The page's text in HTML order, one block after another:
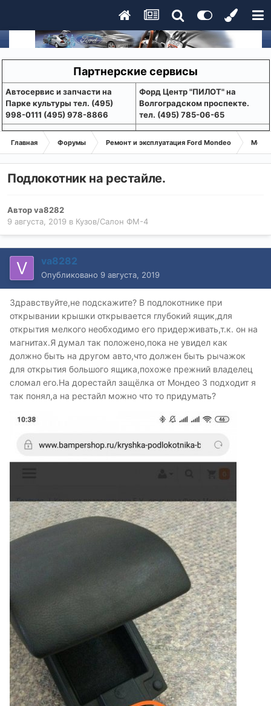
Партнерские сервисы
Aвтосервис и запчасти на
Парке культуры тел. (495)
998-0111 (495) 978-8866
Форд Центр "ПИЛОТ" на
Волгоградском проспекте.
тел. (495) 785-06-65
Главная Форумы Ремонт и эксплуатация Ford Mondeo
Подлокотник на рестайле.
Авторva8282
9 августа, 2019 в Кузов/Салон ФМ-4
va8282
Опубликовано 9 августа, 2019
Здравствуйте,не подскажите? В подлокотнике при
открывании крышки открывается глубокий ящик,для
открытия мелкого необходимо его придерживать,т.к. он на
магнитах.Я думал так положено,пока не увидел как
должно быть на другом авто,что должен быть рычажок
для открытия большого ящика,похоже прежний владелец
сломал его.На дорестайл защёлка от Мондео 3 подходит я
так понял,а на рестайл можно что то придумать?